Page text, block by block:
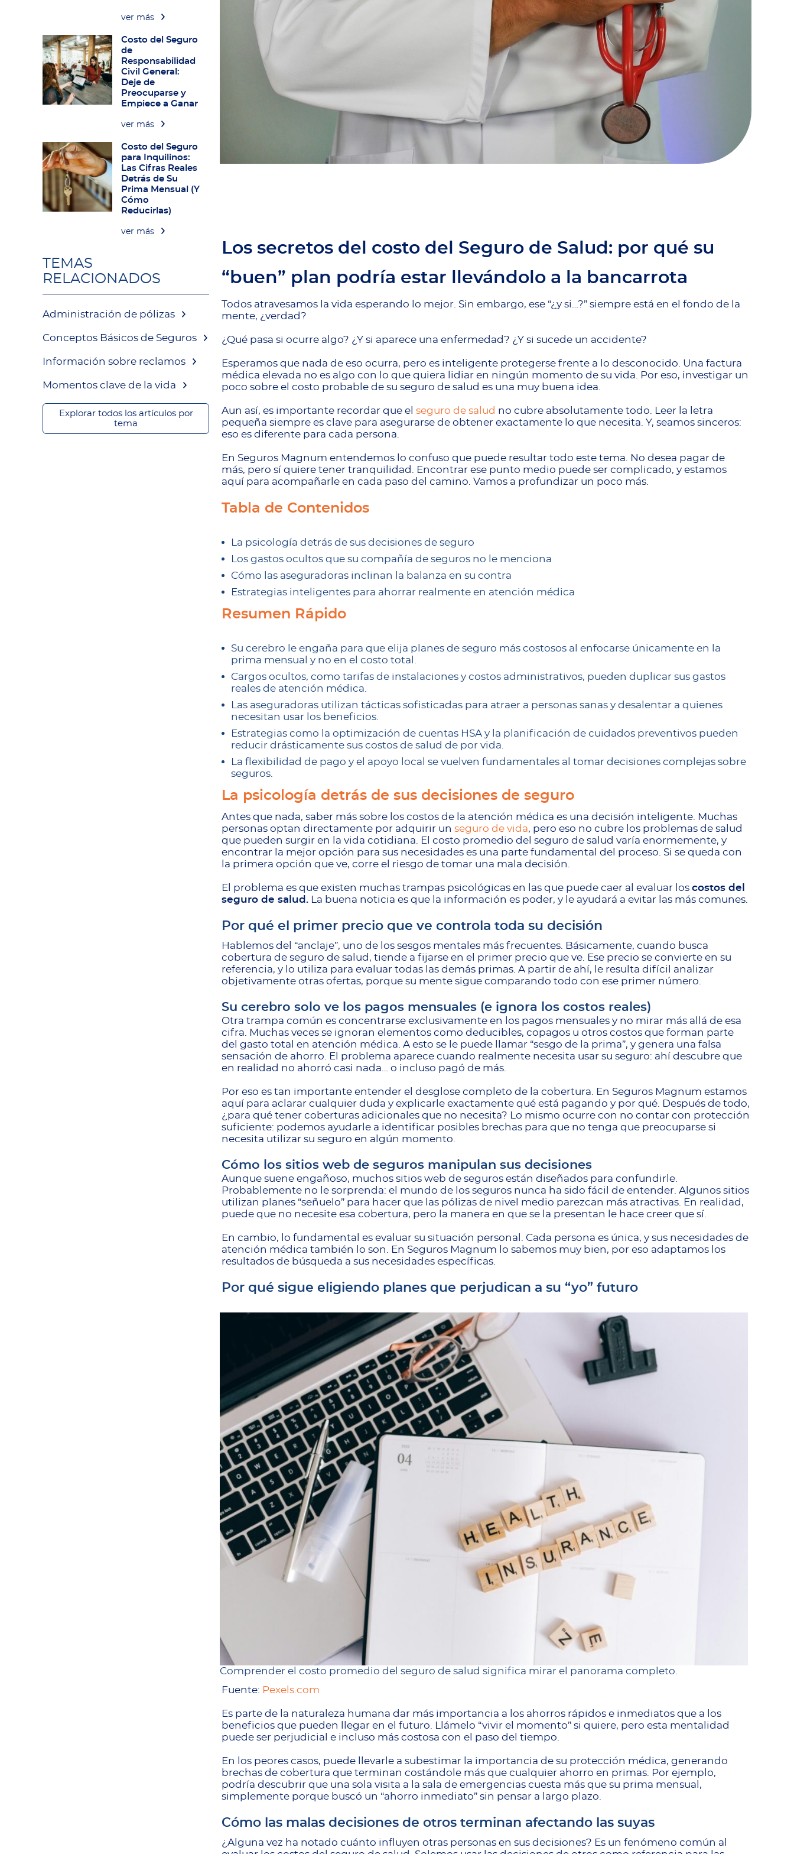
ver más
Costo del Seguro
de
Responsabilidad
Civil General:
Deje de
Preocuparse y
Empiece a Ganar
ver más
Costo del Seguro
para Inquilinos:
Las Cifras Reales
Detrás de Su
Prima Mensual (Y
Cómo
Reducirlas)
ver más
TEMAS
RELACIONADOS
Administración de pólizas
Conceptos Básicos de Seguros
Información sobre reclamos
Momentos clave de la vida
Explorar todos los artículos por
tema
Los secretos del costo del Seguro de Salud: por qué su
“buen” plan podría estar llevándolo a la bancarrota
Todos atravesamos la vida esperando lo mejor. Sin embargo, ese “¿y si…?” siempre está en el fondo de la
mente, ¿verdad?
¿Qué pasa si ocurre algo? ¿Y si aparece una enfermedad? ¿Y si sucede un accidente?
Esperamos que nada de eso ocurra, pero es inteligente protegerse frente a lo desconocido. Una factura
médica elevada no es algo con lo que quiera lidiar en ningún momento de su vida. Por eso, investigar un
poco sobre el costo probable de su seguro de salud es una muy buena idea.
Aun así, es importante recordar que el seguro de salud no cubre absolutamente todo. Leer la letra
pequeña siempre es clave para asegurarse de obtener exactamente lo que necesita. Y, seamos sinceros:
eso es diferente para cada persona.
En Seguros Magnum entendemos lo confuso que puede resultar todo este tema. No desea pagar de
más, pero sí quiere tener tranquilidad. Encontrar ese punto medio puede ser complicado, y estamos
aquí para acompañarle en cada paso del camino. Vamos a profundizar un poco más.
Tabla de Contenidos
La psicología detrás de sus decisiones de seguro
Los gastos ocultos que su compañía de seguros no le menciona
Cómo las aseguradoras inclinan la balanza en su contra
Estrategias inteligentes para ahorrar realmente en atención médica
Resumen Rápido
Su cerebro le engaña para que elija planes de seguro más costosos al enfocarse únicamente en la
prima mensual y no en el costo total.
Cargos ocultos, como tarifas de instalaciones y costos administrativos, pueden duplicar sus gastos
reales de atención médica.
Las aseguradoras utilizan tácticas sofisticadas para atraer a personas sanas y desalentar a quienes
necesitan usar los beneficios.
Estrategias como la optimización de cuentas HSA y la planificación de cuidados preventivos pueden
reducir drásticamente sus costos de salud de por vida.
La flexibilidad de pago y el apoyo local se vuelven fundamentales al tomar decisiones complejas sobre
seguros.
La psicología detrás de sus decisiones de seguro
Antes que nada, saber más sobre los costos de la atención médica es una decisión inteligente. Muchas
personas optan directamente por adquirir un seguro de vida, pero eso no cubre los problemas de salud
que pueden surgir en la vida cotidiana. El costo promedio del seguro de salud varía enormemente, y
encontrar la mejor opción para sus necesidades es una parte fundamental del proceso. Si se queda con
la primera opción que ve, corre el riesgo de tomar una mala decisión.
El problema es que existen muchas trampas psicológicas en las que puede caer al evaluar los costos del
seguro de salud. La buena noticia es que la información es poder, y le ayudará a evitar las más comunes.
Por qué el primer precio que ve controla toda su decisión
Hablemos del “anclaje”, uno de los sesgos mentales más frecuentes. Básicamente, cuando busca
cobertura de seguro de salud, tiende a fijarse en el primer precio que ve. Ese precio se convierte en su
referencia, y lo utiliza para evaluar todas las demás primas. A partir de ahí, le resulta difícil analizar
objetivamente otras ofertas, porque su mente sigue comparando todo con ese primer número.
Su cerebro solo ve los pagos mensuales (e ignora los costos reales)
Otra trampa común es concentrarse exclusivamente en los pagos mensuales y no mirar más allá de esa
cifra. Muchas veces se ignoran elementos como deducibles, copagos u otros costos que forman parte
del gasto total en atención médica. A esto se le puede llamar “sesgo de la prima”, y genera una falsa
sensación de ahorro. El problema aparece cuando realmente necesita usar su seguro: ahí descubre que
en realidad no ahorró casi nada… o incluso pagó de más.
Por eso es tan importante entender el desglose completo de la cobertura. En Seguros Magnum estamos
aquí para aclarar cualquier duda y explicarle exactamente qué está pagando y por qué. Después de todo,
¿para qué tener coberturas adicionales que no necesita? Lo mismo ocurre con no contar con protección
suficiente: podemos ayudarle a identificar posibles brechas para que no tenga que preocuparse si
necesita utilizar su seguro en algún momento.
Cómo los sitios web de seguros manipulan sus decisiones
Aunque suene engañoso, muchos sitios web de seguros están diseñados para confundirle.
Probablemente no le sorprenda: el mundo de los seguros nunca ha sido fácil de entender. Algunos sitios
utilizan planes “señuelo” para hacer que las pólizas de nivel medio parezcan más atractivas. En realidad,
puede que no necesite esa cobertura, pero la manera en que se la presentan le hace creer que sí.
En cambio, lo fundamental es evaluar su situación personal. Cada persona es única, y sus necesidades de
atención médica también lo son. En Seguros Magnum lo sabemos muy bien, por eso adaptamos los
resultados de búsqueda a sus necesidades específicas.
Por qué sigue eligiendo planes que perjudican a su “yo” futuro
Comprender el costo promedio del seguro de salud significa mirar el panorama completo.
Fuente: Pexels.com
Es parte de la naturaleza humana dar más importancia a los ahorros rápidos e inmediatos que a los
beneficios que pueden llegar en el futuro. Llámelo “vivir el momento” si quiere, pero esta mentalidad
puede ser perjudicial e incluso más costosa con el paso del tiempo.
En los peores casos, puede llevarle a subestimar la importancia de su protección médica, generando
brechas de cobertura que terminan costándole más que cualquier ahorro en primas. Por ejemplo,
podría descubrir que una sola visita a la sala de emergencias cuesta más que su prima mensual,
simplemente porque buscó un “ahorro inmediato” sin pensar a largo plazo.
Cómo las malas decisiones de otros terminan afectando las suyas
¿Alguna vez ha notado cuánto influyen otras personas en sus decisiones? Es un fenómeno común al